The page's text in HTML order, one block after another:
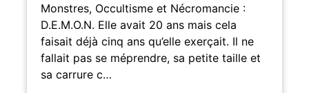
Monstres, Occultisme et Nécromancie :
D.E.M.O.N. Elle avait 20 ans mais cela
faisait déjà cinq ans qu’elle exerçait. Il ne
fallait pas se méprendre, sa petite taille et
sa carrure c…